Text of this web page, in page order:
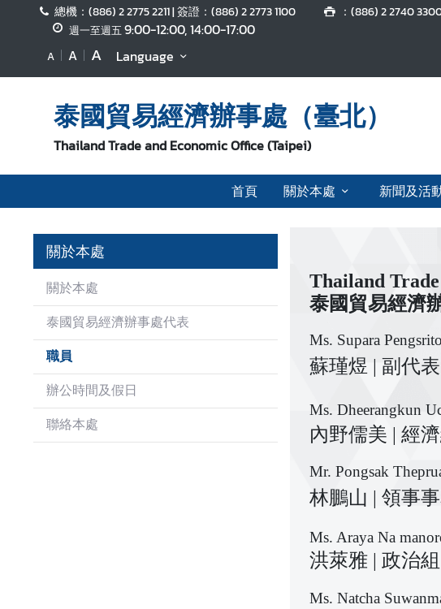
總機：(886) 2 2775 2211 | 簽證：(886) 2 2773 1100 ：(886) 2 2740
週一至週五 9:00-12:00, 14:00-17:00
A A A Language
泰國貿易經濟辦事處（臺北）
Thailand Trade and Economic Office (Taipei)
首頁 關於本處 新聞及活
首
頁
聞
及
動
泰
國
旅
遊
關於本處
關於本處
泰國貿易經濟辦事處代表
職員
辦公時間及假日
聯絡本處
Thailand
泰國貿易經濟
Ms. Supara
蘇瑾煜 | 副代表
Ms. Dheerangkun
內野儒美 | 經
Mr. Pongsak
林鵬山 | 領事
Ms. Araya Na
洪萊雅 | 政治組
Ms. Natcha